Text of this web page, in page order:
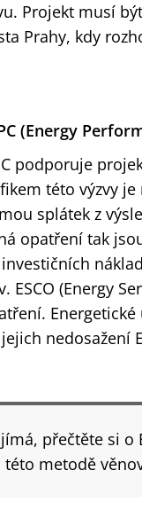
Projekt musí
Prahy, kdy
(Energy
podporuje
této výzvy
splátek z
opatření tak
ESCO (Energy
nedosažení
přečtěte si o
metodě